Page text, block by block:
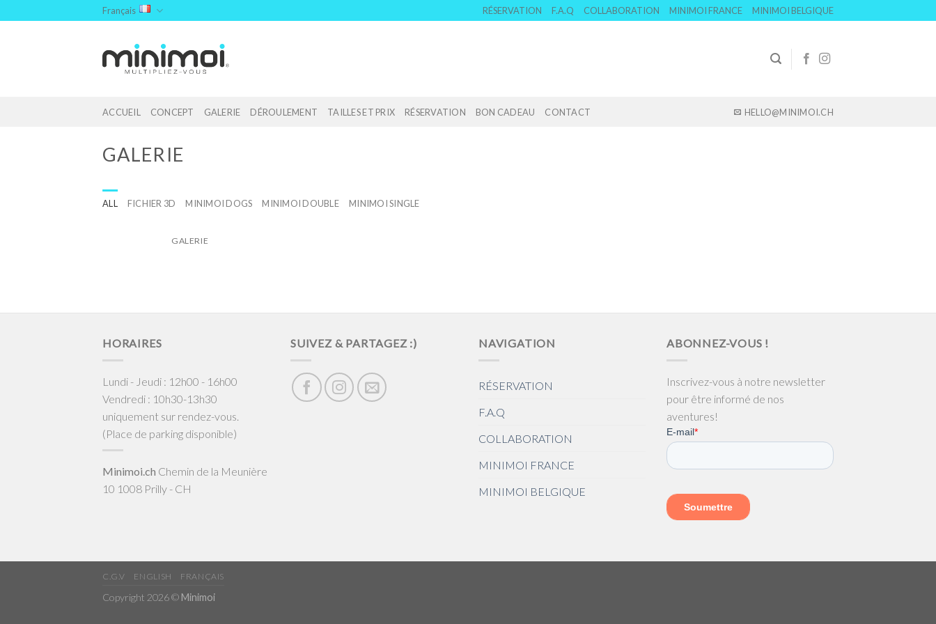
to
Français RÉSERVATION F.A.Q COLLABORATION MINIMOI FRANCE MINIMOI BELGIQUE
ACCUEIL CONCEPT GALERIE DÉROULEMENT TAILLES ET PRIX RÉSERVATION BON CADEAU CONTACT HELLO@MINIMOI.CH
GALERIE
ALL FICHIER 3D MINIMOI DOGS MINIMOI DOUBLE MINIMOI SINGLE
GALERIE
HORAIRES
Lundi - Jeudi : 12h00 - 16h00
Vendredi : 10h30-13h30
uniquement sur rendez-vous.
(Place de parking disponible)
Minimoi.ch Chemin de la Meunière
10 1008 Prilly - CH
SUIVEZ & PARTAGEZ :) NAVIGATION
RÉSERVATION
F.A.Q
COLLABORATION
MINIMOI FRANCE
MINIMOI BELGIQUE
ABONNEZ-VOUS !
Inscrivez-vous à notre newsletter
pour être informé de nos
aventures!
C.G.V ENGLISH FRANÇAIS
Copyright 2026 © Minimoi